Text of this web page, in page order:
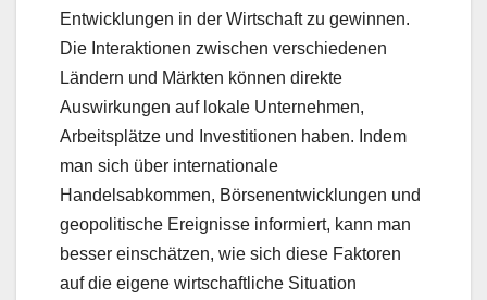
Entwicklungen in der Wirtschaft zu gewinnen.
Die Interaktionen zwischen verschiedenen
Ländern und Märkten können direkte
Auswirkungen auf lokale Unternehmen,
Arbeitsplätze und Investitionen haben. Indem
man sich über internationale
Handelsabkommen, Börsenentwicklungen und
geopolitische Ereignisse informiert, kann man
besser einschätzen, wie sich diese Faktoren
auf die eigene wirtschaftliche Situation